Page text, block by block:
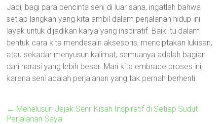
Jadi, bagi para pencinta seni di luar sana, ingatlah bahwa
setiap langkah yang kita ambil dalam perjalanan hidup ini
layak untuk dijadikan karya yang inspiratif. Baik itu dalam
bentuk cara kita mendesain aksesoris, menciptakan lukisan,
atau sekadar menyusun kalimat, semuanya adalah bagian
dari narasi yang lebih besar. Mari kita embrace proses ini,
karena seni adalah perjalanan yang tak pernah berhenti.
← Menelusuri Jejak Seni: Kisah Inspiratif di Setiap Sudut
Perjalanan Saya